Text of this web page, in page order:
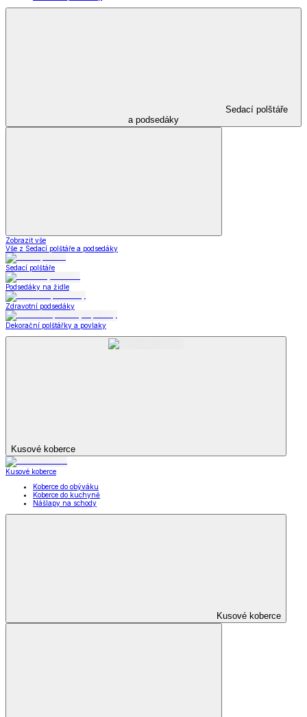
Sedací polštáře
a podsedáky
Zobrazit vše
Vše z Sedací polštáře a podsedáky
Sedací polštáře
Podsedáky na židle
Zdravotní podsedáky
Dekorační polštářky a povlaky
Kusové koberce
Kusové koberce
Koberce do obýváku
Koberce do kuchyně
Nášlapy na schody
Kusové koberce